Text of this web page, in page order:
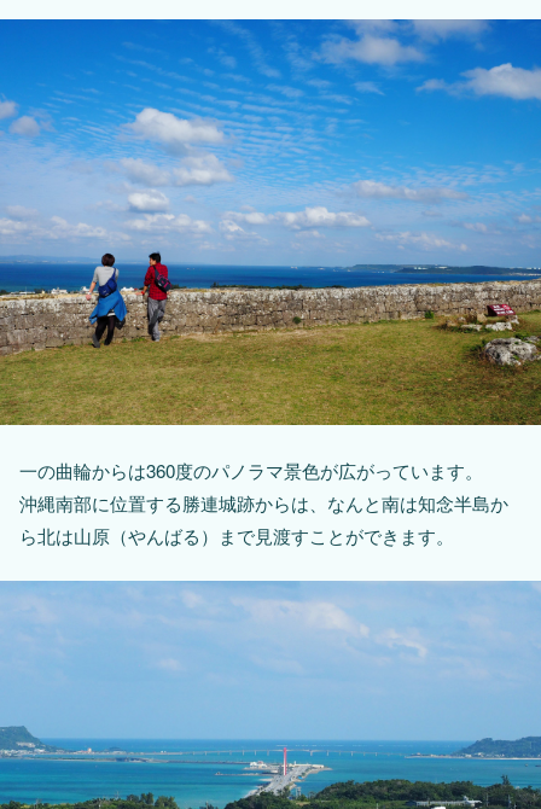
一の曲輪からは360度のパノラマ景色が広がっています。
沖縄南部に位置する勝連城跡からは、なんと南は知念半島か
ら北は山原（やんばる）まで見渡すことができます。